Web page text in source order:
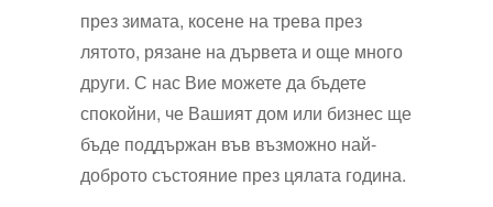
през зимата, косене на трева през
лятото, рязане на дървета и още много
други. С нас Вие можете да бъдете
спокойни, че Вашият дом или бизнес ще
бъде поддържан във възможно най-
доброто състояние през цялата година.